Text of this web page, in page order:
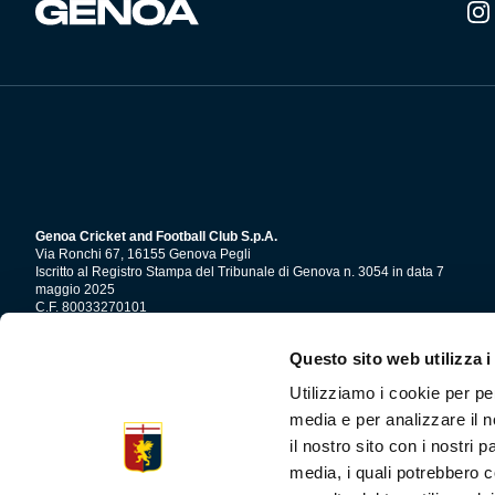
Questo sito web utilizza i
Utilizziamo i cookie per
media e per analizzare il
il nostro sito con i nostri
media, i quali potrebbero
Summer Sale
Outlet
Helan x Genoa
Gift Card Online Store
Genoa Cricket and Football Club S.p.A.
Via Ronchi 67, 16155 Genova Pegli
Iscritto al Registro Stampa del Tribunale di Genova n. 3054 in data 7
maggio 2025
C.F. 80033270101